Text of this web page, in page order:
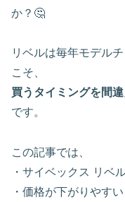
か？🤔
リベルは毎年モデル
こそ、
買うタイミングを間
です。
この記事では、
・サイベックス リベ
・価格が下がりやす